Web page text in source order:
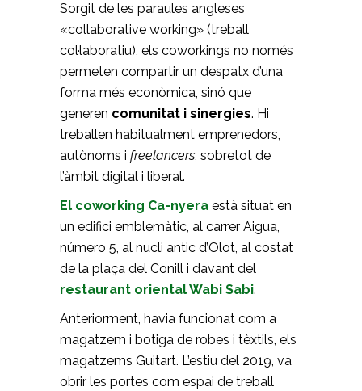
Sorgit de les paraules angleses
«collaborative working» (treball
col·laboratiu), els coworkings no només
permeten compartir un despatx d’una
forma més econòmica, sinó que
generen comunitat i sinergies. Hi
treballen habitualment emprenedors,
autònoms i freelancers, sobretot de
l’àmbit digital i liberal.
El coworking Ca-nyera està situat en
un edifici emblemàtic, al carrer Aigua,
número 5, al nucli antic d’Olot, al costat
de la plaça del Conill i davant del
restaurant oriental Wabi Sabi.
Anteriorment, havia funcionat com a
magatzem i botiga de robes i tèxtils, els
magatzems Guitart. L’estiu del 2019, va
obrir les portes com espai de treball